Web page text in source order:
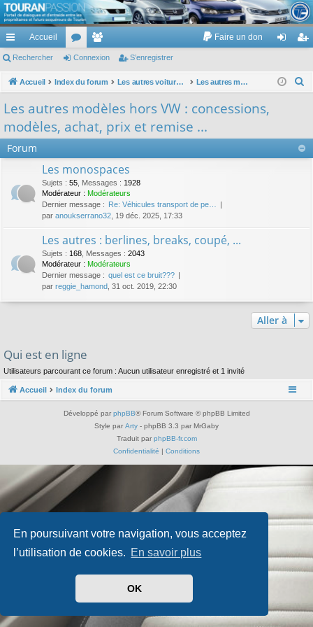
En poursuivant votre navigation, vous acceptez
l’utilisation de cookies. En savoir plus
OK
TouranPassion
Le forum des propriétaires ou futurs acquéreurs du Volkswagen Touran
cc
ès
Accueil
or
u
e
m
es
Faire un don
ne nr
Rechercher Connexion S’enregistrer
Accueil Index du forum Les autres voitures et ce qui touche à la voiture Les autres modèles hors VW : concessions, modèles, achat, prix et remise ...
r
Les autres modèles hors VW : concessions,
modèles, achat, prix et remise ...
Forum
Les monospaces
Sujets : 55 Messages : 1928
Modérateur : Modérateurs
Dernier message : Re: Véhicules transport de pe…
par anoukserrano32 , 19 déc. 2025, 17:33
Les autres : berlines, breaks, coupé, ...
Sujets : 168 Messages : 2043
Modérateur : Modérateurs
Dernier message : quel est ce bruit???
par reggie_hamond , 31 oct. 2019, 22:30
Aller à
Qui est en ligne
Utilisateurs parcourant ce forum : Aucun utilisateur enregistré et 1 invité
Accueil Index du forum
Développé par phpBB® Forum Software © phpBB Limited
Style par Arty - phpBB 3.3 par MrGaby
Traduit par phpBB-fr.com
Confidentialité | Conditions